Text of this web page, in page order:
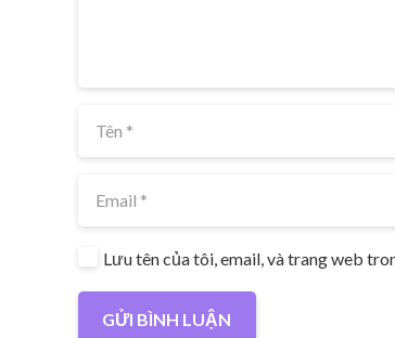
Lưu tên của tôi, email, và trang web
GỬI BÌNH LUẬN